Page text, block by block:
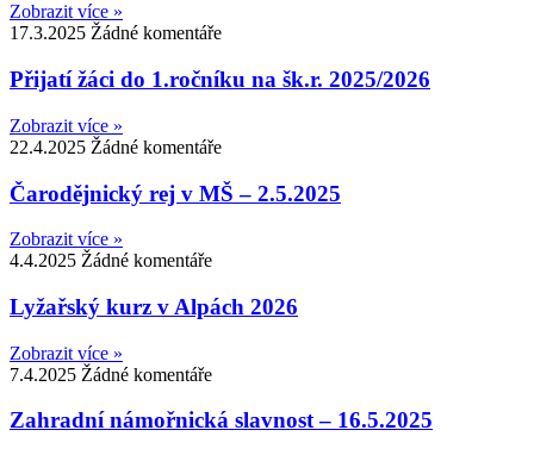
Zobrazit více »
17.3.2025 Žádné komentáře
Přijatí žáci do 1.ročníku na šk.r. 2025/2026
Zobrazit více »
22.4.2025 Žádné komentáře
Čarodějnický rej v MŠ – 2.5.2025
Zobrazit více »
4.4.2025 Žádné komentáře
Lyžařský kurz v Alpách 2026
Zobrazit více »
7.4.2025 Žádné komentáře
Zahradní námořnická slavnost – 16.5.2025